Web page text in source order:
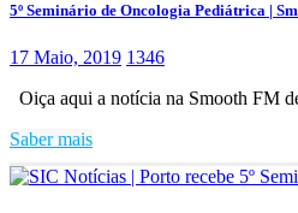
5º Seminário de Oncologia Pediátrica |
17 Maio, 2019 1346
Oiça aqui a notícia na Smooth FM
Saber mais